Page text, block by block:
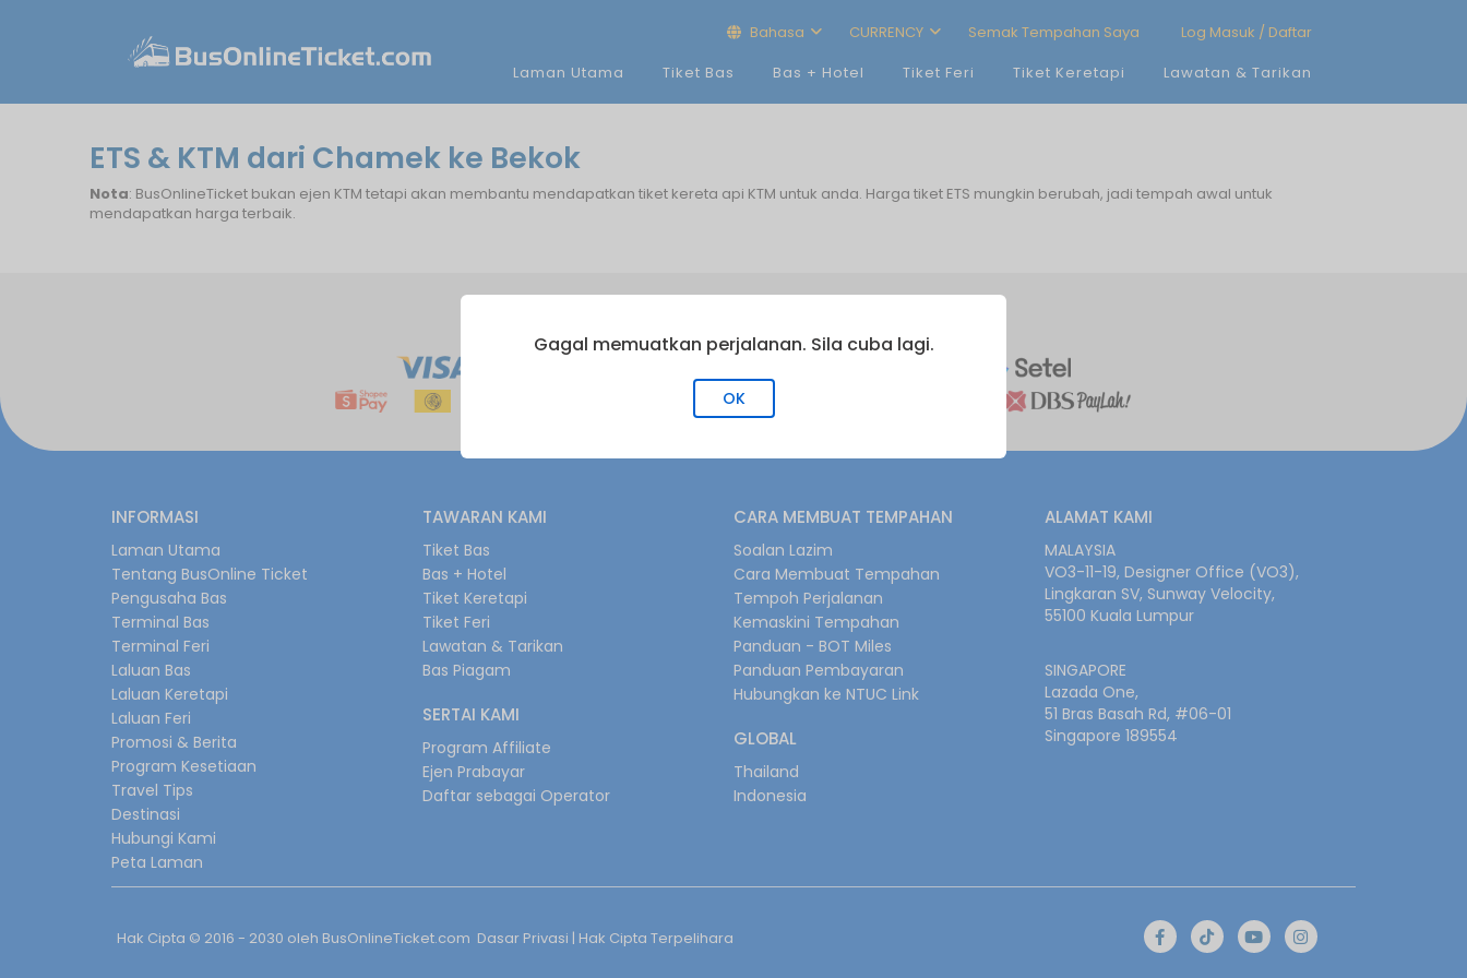
Bahasa CURRENCY Semak Tempahan Saya
Log Masuk / Daftar
Laman Utama
Tiket Bas Bas + Hotel Tiket Feri Tiket Keretapi Lawatan & Tarikan
ETS & KTM dari Chamek ke Bekok
Nota: BusOnlineTicket bukan ejen KTM tetapi akan membantu mendapatkan tiket kereta api KTM untuk anda. Harga tiket ETS mungkin berubah, jadi tempah awal untuk
mendapatkan harga terbaik.
INFORMASI
Laman Utama
Tentang BusOnline Ticket
Pengusaha Bas
Terminal Bas
Terminal Feri
Laluan Bas
Laluan Keretapi
Laluan Feri
Promosi & Berita
Program Kesetiaan
Travel Tips
Destinasi
Hubungi Kami
Peta Laman
TAWARAN KAMI
Tiket Bas
Bas + Hotel
Tiket Keretapi
Tiket Feri
Lawatan & Tarikan
Bas Piagam
SERTAI KAMI
Program Affiliate
Ejen Prabayar
Daftar sebagai Operator
CARA MEMBUAT TEMPAHAN
Soalan Lazim
Cara Membuat Tempahan
Tempoh Perjalanan
Kemaskini Tempahan
Panduan - BOT Miles
Panduan Pembayaran
Hubungkan ke NTUC Link
GLOBAL
Thailand
Indonesia
ALAMAT KAMI
MALAYSIA
VO3-11-19, Designer Office (VO3),
Lingkaran SV, Sunway Velocity,
55100 Kuala Lumpur
SINGAPORE
Lazada One,
51 Bras Basah Rd, #06-01
Singapore 189554
Hak Cipta © 2016 - 2030 oleh BusOnlineTicket.com Dasar Privasi | Hak Cipta Terpelihara
Gagal memuatkan perjalanan. Sila cuba lagi.
OK